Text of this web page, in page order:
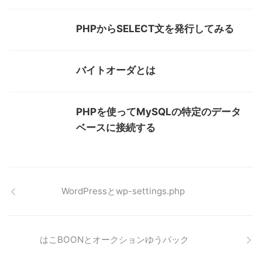
PHPからSELECT文を発行してみる
バイトオーダとは
PHPを使ってMySQLの特定のデータ
ベースに接続する
WordPressとwp-settings.php
はこBOONとオークションゆうパック